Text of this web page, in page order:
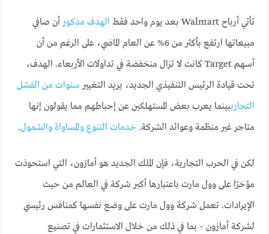
تأتي أرباح Walmart بعد يوم واحد فقط الهدف مذكور أن صافي
مبيعاتها ارتفع بأكثر من 6% عن العام الماضي، على الرغم من أن
أسهم Target كانت لا تزال منخفضة في تداولات الأربعاء. الهدف،
تحت قيادة الرئيس التنفيذي الجديد، يريد التغيير سنوات من الفشل
التجاريبينما يعرب بعض المستهلكين عن إحباطهم مما يقولون إنها
متاجر غير منظمة وعوائد الشركة. خدمات التنوع والمساواة والشمول.
لكن في الحرب التجارية، فإن الملك الجديد هو أمازون، التي استحوذت
مؤخرًا على وول مارت باعتبارها أكبر شركة في العالم من حيث
الإيرادات. تعمل شركة وول مارت على وضع نفسها كمنافس رئيسي
لشركة أمازون – بما في ذلك من خلال الاستثمارات في تصنيع